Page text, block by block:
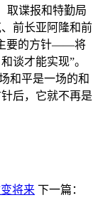
取谍报和特勤局
前长亚阿隆和前
要的方针——将
谈才能实现”。
和平是一场的和
后，它就不再是
将来 下一篇：